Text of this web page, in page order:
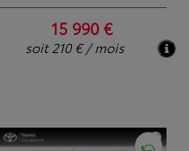
15 990 €
soit 210 € / mois